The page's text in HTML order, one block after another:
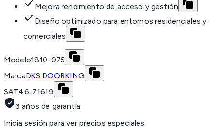
Mejora rendimiento de acceso y gestión
Diseño optimizado para entornos residenciales y
comerciales
Modelo1810-075
MarcaDKS DOORKING
SAT46171619
3 años de garantía
Inicia sesión para ver precios especiales